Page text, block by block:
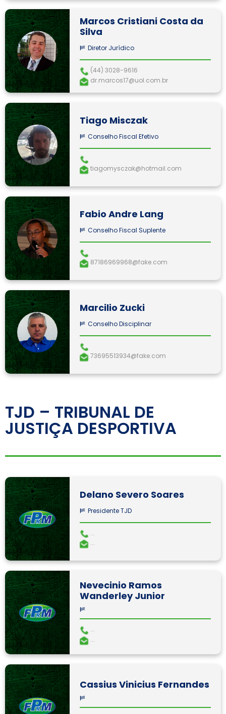
Marcos Cristiani Costa da
Silva
Diretor Jurídico
(44) 3028-9616
dr.marcos17@uol.com.br
Tiago Misczak
Conselho Fiscal Efetivo
tiagomysczak@hotmail.com
Fabio Andre Lang
Conselho Fiscal Suplente
87186969968@fake.com
Marcilio Zucki
Conselho Disciplinar
73695513934@fake.com
TJD – TRIBUNAL DE
JUSTIÇA DESPORTIVA
Delano Severo Soares
Presidente TJD
...
...
Nevecinio Ramos
Wanderley Junior
...
...
Cassius Vinicius Fernandes